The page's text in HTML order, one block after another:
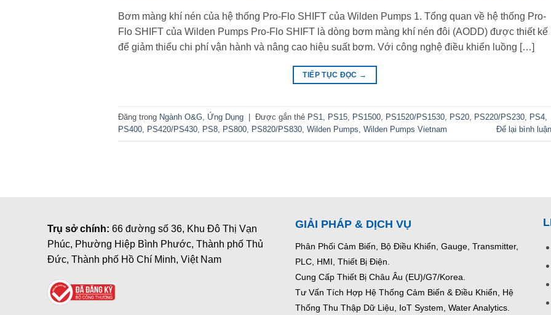
Bơm màng khí nén của hệ thống Pro-Flo SHIFT của Wilden Pumps 1. Tổng quan về hệ thống Pro-
Flo SHIFT của Wilden Pumps Pro-Flo SHIFT là dòng bơm màng khí nén đôi (AODD) được thiết kế
để giảm thiểu chi phí vận hành và nâng cao hiệu suất bơm. Với công nghệ điều khiển luồng […]
TIẾP TỤC ĐỌC →
Đăng trong Ngành O&G Ứng Dụng Được gắn thẻ PS1 PS15 PS1500 PS1520/PS1530 PS20 PS220/PS230 PS4
PS400
PS420/PS430 PS8 PS800 PS820/PS830 Wilden Pumps Wilden Pumps Vietnam Để lại bình luận
Trụ sở chính: 66 đường số 36, Khu Đô Thị Vạn
Phúc, Phường Hiệp Bình Phước, Thành phố Thủ
Đức, Thành phố Hồ Chí Minh, Việt Nam
GIẢI PHÁP & DỊCH VỤ
Phân Phối Cảm Biến, Bộ Điều Khiển, Gauge, Transmitter,
PLC, HMI, Thiết Bị Điện.
Cung Cấp Thiết Bị Châu Âu (EU)/G7/Korea.
Tư Vấn Tích Hợp Hệ Thống Cảm Biến & Điều Khiển, Hệ
Thống Thu Thập Dữ Liệu, IoT System, Water Analytics.